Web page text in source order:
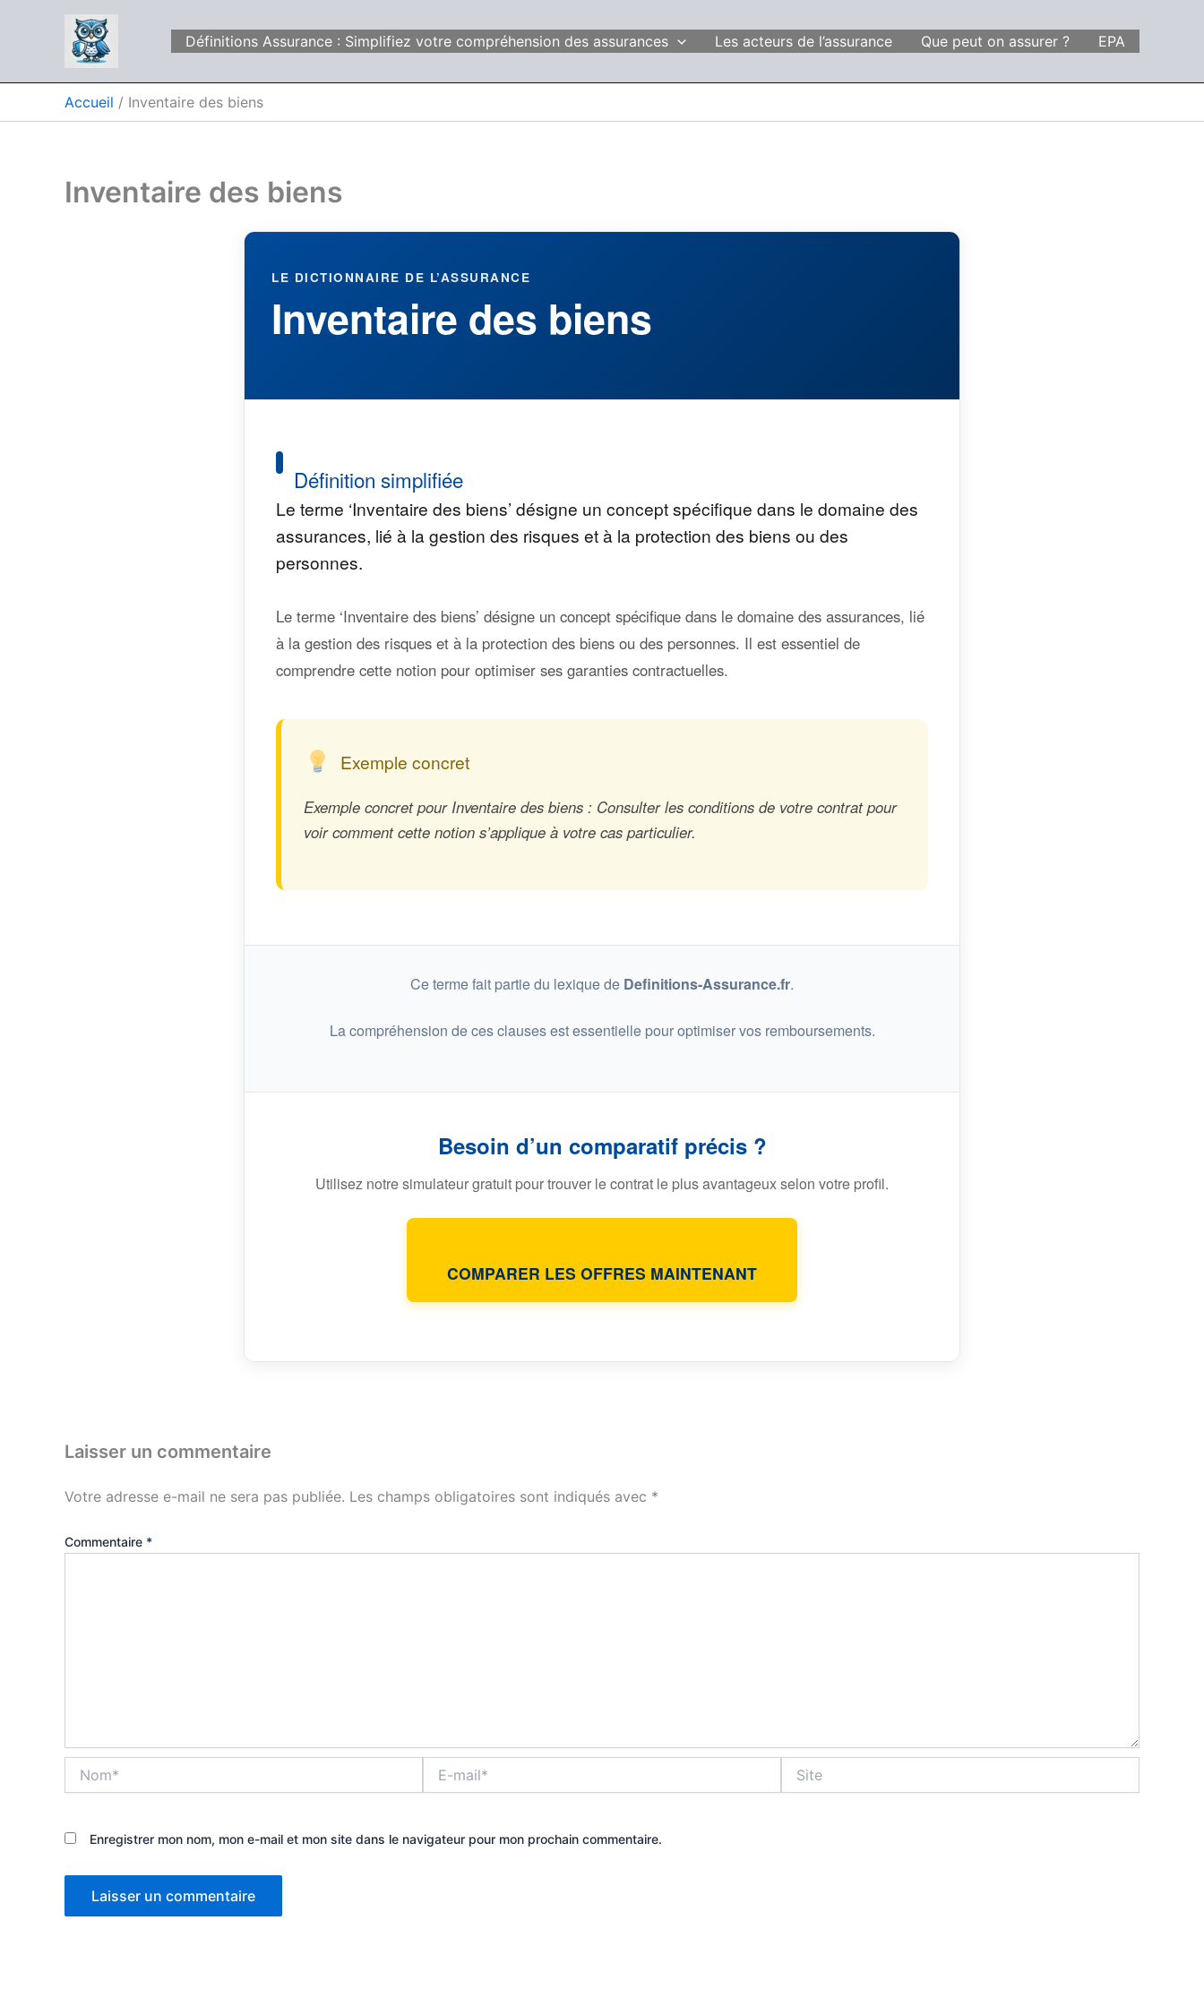
Définitions Assurance : Simplifiez votre compréhension des assurances Les acteurs de l’assurance Que peut on assurer ? EPA
Accueil Inventaire des biens
Inventaire des biens
LE DICTIONNAIRE DE L’ASSURANCE
Inventaire des biens
Définition simplifiée
Le terme ‘Inventaire des biens’ désigne un concept spécifique dans le domaine des
assurances, lié à la gestion des risques et à la protection des biens ou des
personnes.
Le terme ‘Inventaire des biens’ désigne un concept spécifique dans le domaine des assurances, lié
à la gestion des risques et à la protection des biens ou des personnes. Il est essentiel de
comprendre cette notion pour optimiser ses garanties contractuelles.
Exemple concret
Exemple concret pour Inventaire des biens : Consulter les conditions de votre contrat pour
voir comment cette notion s’applique à votre cas particulier.
Ce terme fait partie du lexique de Definitions-Assurance.fr.
La compréhension de ces clauses est essentielle pour optimiser vos remboursements.
Besoin d’un comparatif précis ?
Utilisez notre simulateur gratuit pour trouver le contrat le plus avantageux selon votre profil.
COMPARER LES OFFRES MAINTENANT
Laisser un commentaire
Votre adresse e-mail ne sera pas publiée. Les champs obligatoires sont indiqués avec *
Commentaire *
mail*
Enregistrer mon nom, mon e-mail et mon site dans le navigateur pour mon prochain commentaire.